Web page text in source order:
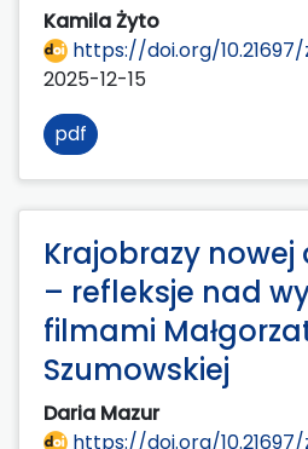
Kamila Żyto
https://doi.org/10.21697/
2025-12-15
pdf
Krajobrazy nowej
– refleksje nad
filmami
Szumowskiej
Daria Mazur
https://doi.org/10.21697/